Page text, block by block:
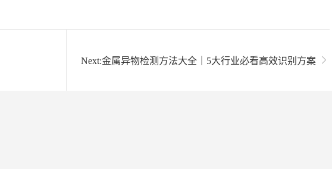
Next:金属异物检测方法大全｜5大行业必看高效识别方案